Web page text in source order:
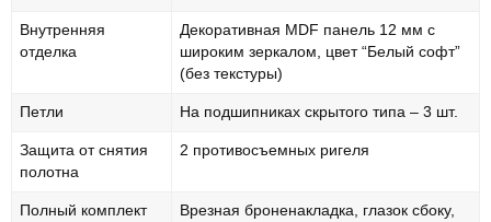
Внутренняя
отделка
Декоративная MDF панель 12 мм с
широким зеркалом, цвет “Белый софт”
(без текстуры)
Петли На подшипниках скрытого типа – 3 шт.
Защита от снятия
полотна
2 противосъемных ригеля
Полный комплект
Врезная броненакладка, глазок сбоку,